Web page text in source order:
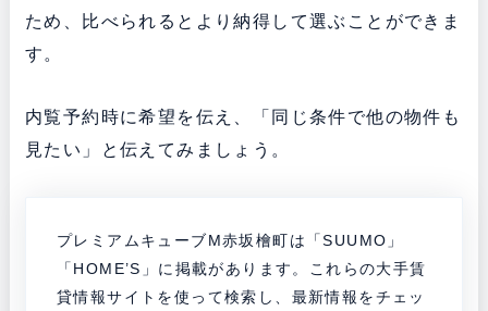
ため、比べられるとより納得して選ぶことができま
す。
内覧予約時に希望を伝え、「同じ条件で他の物件も
見たい」と伝えてみましょう。
プレミアムキューブM赤坂檜町は「SUUMO」
「HOME’S」に掲載があります。これらの大手賃
貸情報サイトを使って検索し、最新情報をチェッ